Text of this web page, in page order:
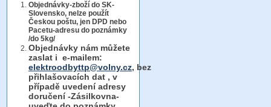
Objednávky-zboží do SK-
Slovensko, nelze použít
Českou poštu, jen DPD nebo
Pacetu-adresu do poznámky
/do 5kg/
Objednávky nám můžete
zaslat i e-mailem:
elektroodbyttp@volny.cz, bez
přihlašovacích dat , v
případě uvedení adresy
doručení -Zásilkovna-